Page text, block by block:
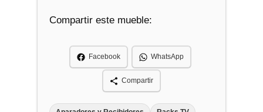
e
Compartir este mueble:
Facebook WhatsApp
Compartir